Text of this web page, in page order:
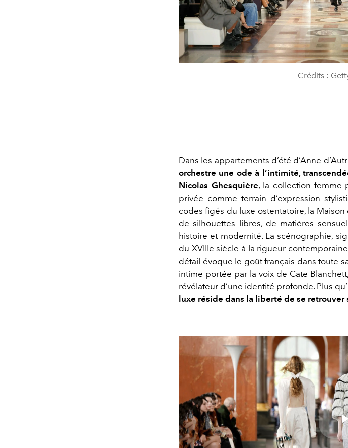
Crédits :
Dans les appartements d’été d’Anne
orchestre une ode à l’intimité,
Nicolas Ghesquière, la collection femme
privée comme terrain d’expression
codes figés du luxe ostentatoire, la
de silhouettes libres, de matières
histoire et modernité. La scénographie,
du XVIIIe siècle à la rigueur
détail évoque le goût français dans toute
intime portée par la voix de Cate
révélateur d’une identité profonde. Plus
luxe réside dans la liberté de se retrouver